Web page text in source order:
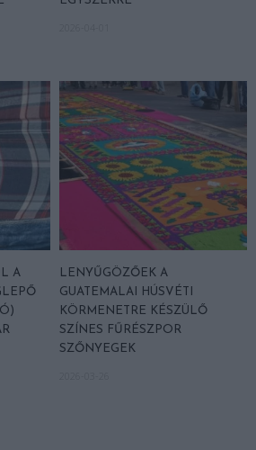
A
LENYŰGÖZŐEK A
GUATEMALAI HÚSVÉTI
KÖRMENETRE KÉSZÜLŐ
SZÍNES FŰRÉSZPOR
SZŐNYEGEK